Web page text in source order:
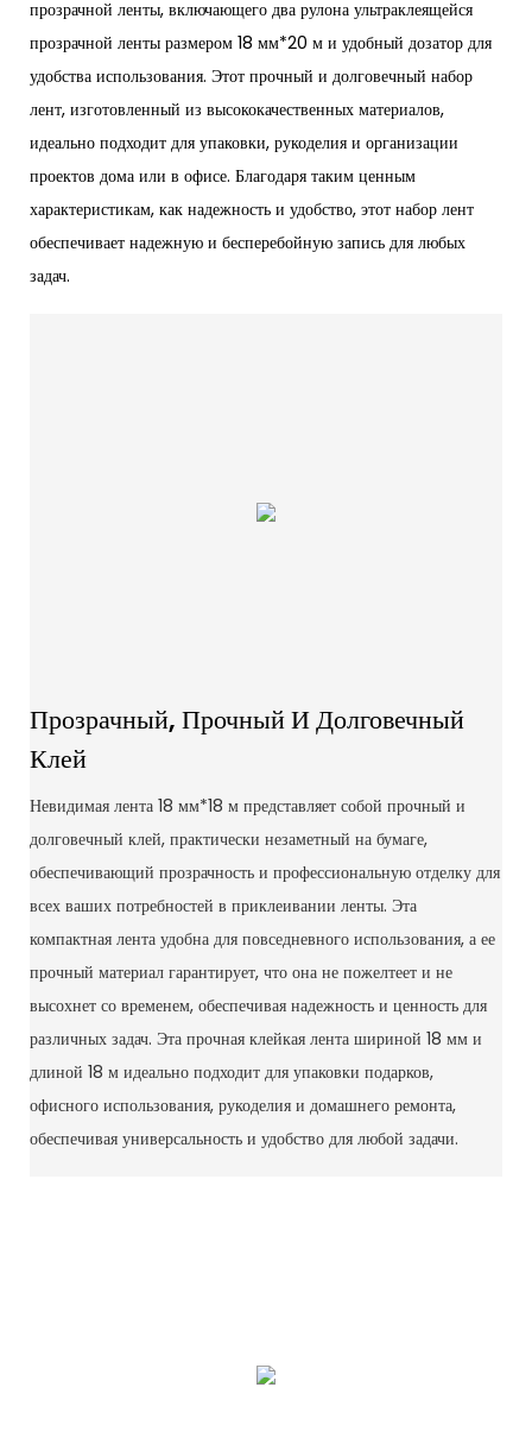
прозрачной ленты, включающего два рулона ультраклеящейся
прозрачной ленты размером 18 мм*20 м и удобный дозатор для
удобства использования. Этот прочный и долговечный набор
лент, изготовленный из высококачественных материалов,
идеально подходит для упаковки, рукоделия и организации
проектов дома или в офисе. Благодаря таким ценным
характеристикам, как надежность и удобство, этот набор лент
обеспечивает надежную и бесперебойную запись для любых
задач.
Прозрачный, Прочный И Долговечный
Клей
Невидимая лента 18 мм*18 м представляет собой прочный и
долговечный клей, практически незаметный на бумаге,
обеспечивающий прозрачность и профессиональную отделку для
всех ваших потребностей в приклеивании ленты. Эта
компактная лента удобна для повседневного использования, а ее
прочный материал гарантирует, что она не пожелтеет и не
высохнет со временем, обеспечивая надежность и ценность для
различных задач. Эта прочная клейкая лента шириной 18 мм и
длиной 18 м идеально подходит для упаковки подарков,
офисного использования, рукоделия и домашнего ремонта,
обеспечивая универсальность и удобство для любой задачи.